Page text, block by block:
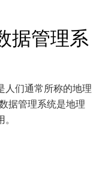
据管理系
人们通常所称的地理
据管理系统是地理